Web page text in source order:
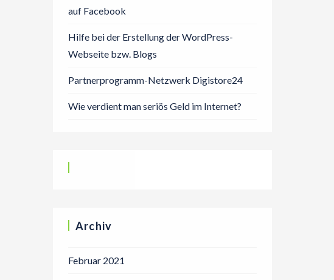
auf Facebook
Hilfe bei der Erstellung der WordPress-
Webseite bzw. Blogs
Partnerprogramm-Netzwerk Digistore24
Wie verdient man seriös Geld im Internet?
Archiv
Februar 2021